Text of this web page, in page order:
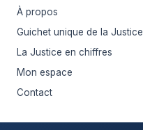
À propos
Guichet unique de la Justice
La Justice en chiffres
Mon espace
Contact